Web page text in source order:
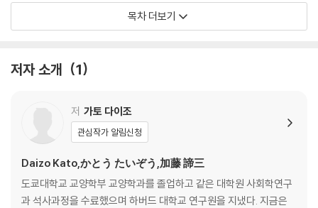
현실을 마주보면 두려움은 사라진다 ＿ 36
실패를 바라보는 성공적인 관점 ＿ 38
똑같은 사람이 없다는 것을 아는 것이 관계의 시작이다 ＿ 44
사랑받고 존중받는 관계의 인문학 ＿ 51
거리감이 없는 것은 덩어리로 보기 때문이다 ＿ 54
초점 잃은 눈이 제대로 보는 것 ＿ 56
왜 우리의 대화는 항상 겉도는가? ＿ 59
넋 놓고 앉아 있는데 가방을 던지지 말라 ＿ 61
길이 꼬였다면 원점으로 돌아가라 ＿ 63
목차 더보기
저자 소개 1
저 가토 다이조
관심작가 알림신청
Daizo Kato,かとう たいぞう,加藤 諦三
도쿄대학교 교양학부 교양학과를 졸업하고 같은 대학원 사회학연구
과 석사과정을 수료했으며 하버드 대학교 연구원을 지냈다. 지금은